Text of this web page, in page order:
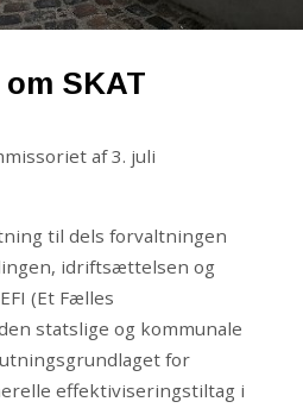
SKAT
af 3. juli
til dels forvaltningen
idriftsættelsen og
(Et Fælles
statslige og kommunale
for
effektiviseringstiltag i